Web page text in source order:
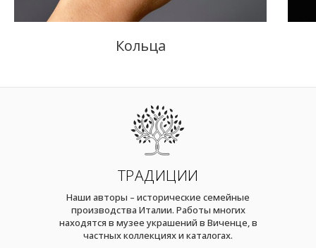
Кольца
ТРАДИЦИИ
Наши авторы – исторические семейные
производства Италии. Работы многих
находятся в музее украшений в Виченце, в
частных коллекциях и каталогах.